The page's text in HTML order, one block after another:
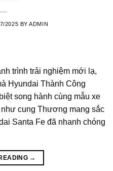
2025 BYADMIN
trình trải nghiệm mới lạ,
Hyundai Thành Công
song hành cùng mẫu xe
cung Thương mang sắc
Santa Fe đã nhanh chóng
→